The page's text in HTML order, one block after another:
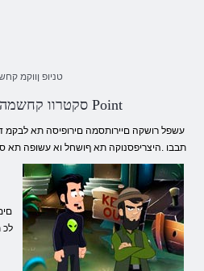
טניופ ןווקמ
Detektivnye סקטרוו קחשמה Point
תבבו .היצריפסנוקה תא ףושחל וא עשופה תא
לכ